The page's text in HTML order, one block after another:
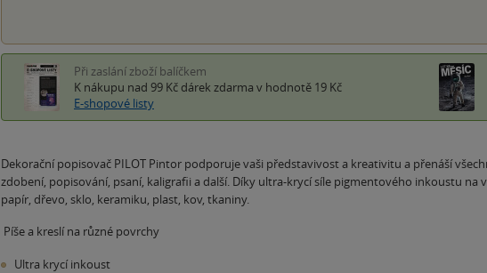
Při zaslání zboží balíčkem
K nákupu nad 99 Kč dárek zdarma v hodnotě 19 Kč
E-shopové listy
Dekorační popisovač PILOT Pintor podporuje vaši představivost a kreativitu a přenáší
zdobení, popisování, psaní, kaligrafii a další. Díky ultra-krycí síle pigmentového inkoustu
papír, dřevo, sklo, keramiku, plast, kov, tkaniny.
Píše a kreslí na různé povrchy
Ultra krycí inkoust